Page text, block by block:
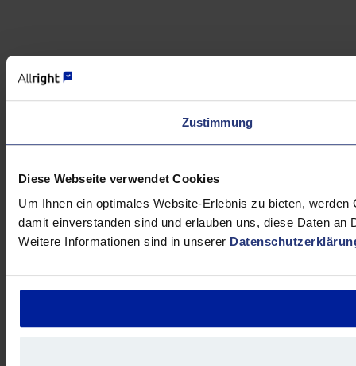
Zustimmung
Diese Webseite verwendet Cookies
Um Ihnen ein optimales Website-Erlebnis zu bieten,
damit einverstanden sind und erlauben uns, diese Daten
Weitere Informationen sind in unserer